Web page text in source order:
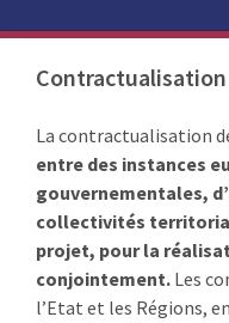
c
e
r
:
Contractualisation
La contractualisation
entre des instances
gouvernementales,
collectivités
projet, pour la
conjointement. Les
l’Etat et les Régions,